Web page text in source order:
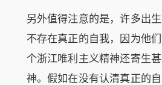
另外值得注意的是，许多出
不存在真正的自我，因为他
个浙江唯利主义精神还寄生
神。假如在没有认清真正的